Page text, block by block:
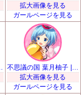
拡大画像を見る
ガールページを見る
不思議の国 葉月柚子 | SR
拡大画像を見る
ガールページを見る